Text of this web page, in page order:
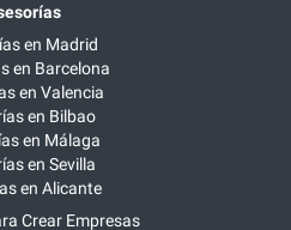
en Madrid
en Barcelona
en Valencia
en Bilbao
en Málaga
en Sevilla
en Alicante
Crear Empresas